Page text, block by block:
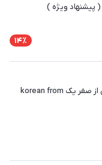
14٪
ترجمه فارسی کتاب کره ای از صفر یک korean from